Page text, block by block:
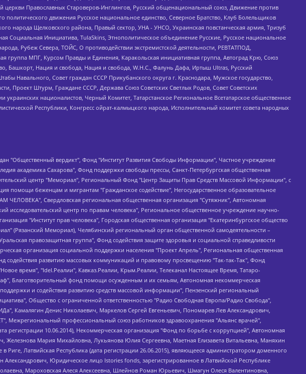
церкви Православных Староверов-Инглингов, Русский общенациональный союз, Движение против
движения Русское национальное единство, Северное Братство, Клуб Болельщиков
народа Щелковского района, Правый сектор, УНА - УНСО, Украинская повстанческая армия, Тризуб
Социальная Инициатива, TulaSkins, Этнополитическое объединение Русские, Русское национальное
Рубеж Севера, ТОЙС, О противодействии экстремистской деятельности, РЕВТАТПОД,
МПГ, Курсом Правды и Единения, Каракольская инициативная группа, Автоград Крю, Союз
Башкорт, Нация и свобода, Нация и свобода, W.H.С., Фалунь Дафа, Иртыш Ultras, Русский
Навального, Совет граждан СССР Прикубанского округа г. Краснодара, Мужское государство,
Проект Штурм, Граждане СССР, Держава Союз Советских Светлых Родов, Совет Советских
националистов, Черный Комитет, Татарстанское Региональное Всетатарское общественное
Республики, Конгресс ойрат-калмыцкого народа, Исполнительный комитет совета народных
Симонов Евгений Алексеевич, Соловьева Елена Анатольевна, Сотников Даниил Владимирович, Сурначева Елизавета Дмитриевна, Автономная некоммерческая организация по защите прав человека и информированию населения "Якутия – Наше Мнение", Общество с ограниченной ответственностью "Москоу диджитал медиа", с 26.01.2023 Общество с ограниченной ответственностью "Чайка Белые сады", Ветошкина Валерия Валерьевна, Заговора Максим Александрович, Межрегиональное общественное движение "Российская ЛГБТ - сеть", Оленичев Максим Владимирович, Павлов Иван Юрьевич, Скворцова Елена Сергеевна, Общество с ограниченной ответственностью "Как бы инагент", Кочетков Игорь Викторович, Общество с ограниченной ответственностью "Честные выборы", Еланчик Олег Александрович, Общество с ограниченной ответственностью "Нобелевский призыв", Гималова Регина Эмилевна, Григорьев Андрей Валерьевич, Григорьева Алина Александровна, Ассоциация по содействию защите прав призывников, альтернативнослужащих и военнослужащих "Правозащитная группа "Гражданин.Армия.Право", Хисамова Регина Фаритовна, Автономная некоммерческая организация по реализации социально-правовых программ "Лилит", Дальневосточное общественное движение "Маяк", Санкт-Петербургская ЛГБТ-инициативная группа "Выход", Инициативная группа ЛГБТ+ "Реверс", Алексеев Андрей Викторович, Бекбулатова Таисия Львовна, Беляев Иван Михайлович, Владыкина Елена Сергеевна, Гельман Марат Александрович, Никульшина Вероника Юрьевна, Толоконникова Надежда Андреевна, Шендерович Виктор Анатольевич, Общество с ограниченной ответственностью "Данное сообщение", Общество с ограниченной ответственностью Издательский дом "Новая глава", Айнбиндер Александра Александровна, Московский комьюнити-центр для ЛГБТ+инициатив, Благотворительный фонд развития филантропии, Deutsche Welle (Германия, Kurt-Schumacher-Strasse 3, 53113 Bonn), Борзунова Мария Михайловна, Воробьев Виктор Викторович, Голубева Анна Львовна, Константинова Алла Михайловна, Малкова Ирина Владимировна, Мурадов Мурад Абдулгалимович, Осетинская Елизавета Николаевна, Понасенков Евгений Николаевич, Ганапольский Матвей Юрьевич, Киселев Евгений Алексеевич, Борухович Ирина Григорьевна, Дремин Иван Тимофеевич, Дубровский Дмитрий Викторович, Красноярская региональная общественная организация поддержки и развития альтернативных образовательных технологий и межкультурных коммуникаций "ИНТЕРРА", Маяковская Екатерина Алексеевна, Фейгин Марк Захарович, Филимонов Андрей Викторович, Дзугкоева Регина Николаевна, Доброхотов Роман Александрович, Дудь Юрий Александрович, Елкин Сергей Владимирович, Кругликов Кирилл Игоревич, Сабунаева Мария Леонидовна, Семенов Алексей Владимирович, Шаинян Карен Багратович, Шульман Екатерина Михайловна, Асафьев Артур Валерьевич, Вахштайн Виктор Семенович, Венедиктов Алексей Алексеевич, Лушникова Екатерина Евгеньевна, Волков Леонид Михайлович, Невзоров Александр Глебович, Пархоменко Сергей Борисович, Сироткин Ярослав Николаевич, Кара-Мурза Владимир Владимирович, Баранова Наталья Владимировна, Гозман Леонид Яковлевич, Кагарлицкий Борис Юльевич, Климарев Михаил Валерьевич, Милов Владимир Станиславович, Автономная некоммерческая организация Краснодарский центр современного искусства "Типография", Моргенштерн Алишер Тагирович, Соболь Любовь Эдуардовна, Общество с ограниченной ответственностью "ЛИЗА НОРМ", Каспаров Гарри Кимович, Ходорковский Михаил Борисович, Общество с ограниченной ответственностью "Апрельские тезисы", Данилович Ирина Брониславовна, Кашин Олег Владимирович, Петров Николай Владимирович, Пивоваров Алексей Владимирович, Соколов Михаил Владимирович, Цветкова Юлия Владимировна, Чичваркин Евгений Александрович, Комитет против пыток/Команда против пыток, Общество с ограниченной ответственностью "Первый научный", Общество с ограниченной ответственностью "Вертолет и ко", Белоцерковская Вероника Борисовна, Кац Максим Евгеньевич, Лазарева Татьяна Юрьевна, Шаведдинов Руслан Табризович, Яшин Илья Валерьевич, Общество с ограниченной ответственностью "Иноагент ААВ", Алешковский Дмитрий Петрович, Альбац Евгения Марковна, Быков Дмитрий Львович, Галямина Юлия Евгеньевна, Лойко Сергей Леонидович, Мартынов Кирилл Константинович, Медведев Сергей Александрович, Крашенинников Федор Геннадиевич, Гордеева Катерина Вл